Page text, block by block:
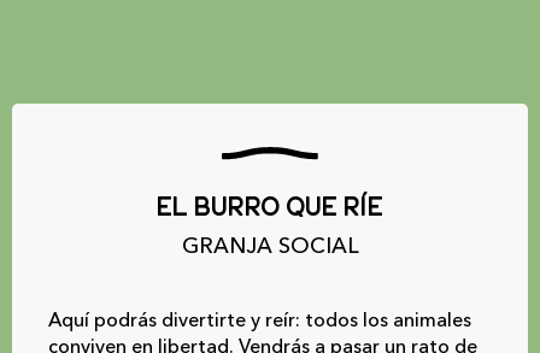
El burro que ríe
GRANJA SOCIAL
Aquí podrás divertirte y reír: todos los animales
conviven en libertad. Vendrás a pasar un rato de